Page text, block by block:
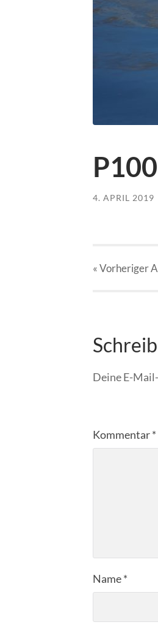
4. APRIL 2019
« Vorheriger
Deine E-
Kommentar*
Name*